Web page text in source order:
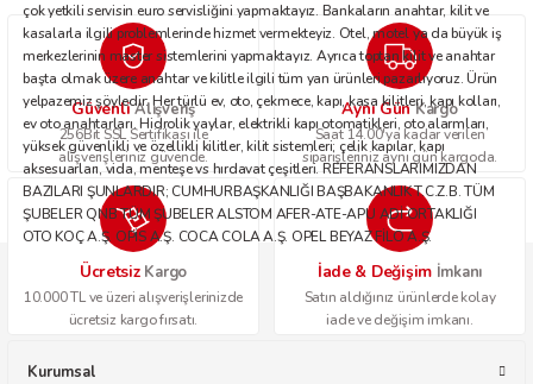
çok yetkili servisin euro servisliğini yapmaktayız. Bankaların anahtar, kilit ve
kasalarla ilgili problemlerinde hizmet vermekteyiz. Otel, motel ya da büyük iş
merkezlerinin master sistemlerini yapmaktayız. Ayrıca toptan kilit ve anahtar
başta olmak üzere anahtar ve kilitle ilgili tüm yan ürünleri pazarlıyoruz. Ürün
yelpazemiz şöyledir: Her türlü ev, oto, çekmece, kapı, kasa kilitleri, kapı kolları,
ev oto anahtarları. Hidrolik yaylar, elektrikli kapı otomatikleri, oto alarmları,
yüksek güvenlikli ve özellikli kilitler, kilit sistemleri; çelik kapılar, kapı
aksesuarları, vida, menteşe vs hırdavat çeşitleri. REFERANSLARIMIZDAN
BAZILARI ŞUNLARDIR; CUMHURBAŞKANLIĞI BAŞBAKANLIK T.C.Z.B. TÜM
ŞUBELER QNB TÜM ŞUBELER ALSTOM AFER-ATE-APU ADİ ORTAKLIĞI
OTO KOÇ A.Ş. OPİS A.Ş. COCA COLA A.Ş. OPEL BEYAZ FİLO A.Ş.
GüvenliAlışveriş
256Bit SSL Sertifikası ile
alışverişleriniz güvende.
Aynı GünKargo
Saat 14.00'ya kadar verilen
siparişleriniz aynı gün kargoda.
Ücretsiz Kargo
10.000 TL ve üzeri alışverişlerinizde
ücretsiz kargo fırsatı.
İade & Değişim İmkanı
Satın aldığınız ürünlerde kolay
iade ve değişim imkanı.
Kurumsal